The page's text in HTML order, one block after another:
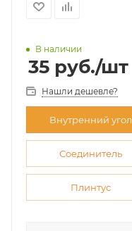
В наличии
35 руб./шт
Нашли дешевле?
Внутренний угол
Соединитель
Плинтус